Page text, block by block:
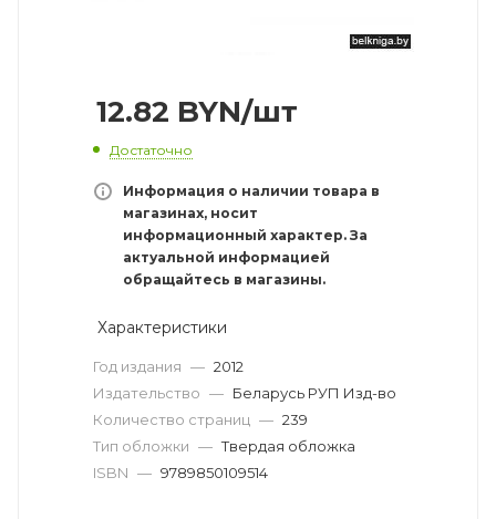
12.82 BYN/шт
Достаточно
Информация о наличии товара в
магазинах, носит
информационный характер. За
актуальной информацией
обращайтесь в магазины.
Характеристики
Год издания — 2012
Издательство — Беларусь РУП Изд-во
Количество страниц — 239
Тип обложки — Твердая обложка
ISBN — 9789850109514